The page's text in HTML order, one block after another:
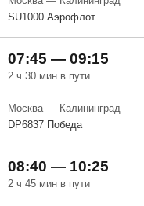
SU1000 Аэрофлот
07:45 — 09:15
2 ч 30 мин в пути
Москва — Калининград
DP6837 Победа
08:40 — 10:25
2 ч 45 мин в пути